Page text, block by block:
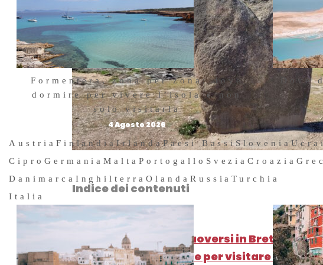
Formentera, zona per zona: dove
dormire per vivere l’isola e non
solo visitarla
4 Agosto 2026
Dove
Austria FinlandiaIrlandaPaesi BassiSlovenia
Cipro GermaniaMaltaPortogallo SveziaCroazia
Danimarca InghilterraOlanda RussiaTurchia
Italia
Indice dei contenuti
Come arrivare e muoversi in Bretagna
La stagione migliore per visitare la